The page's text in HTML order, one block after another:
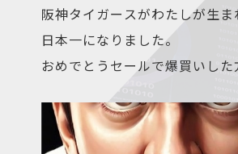
正社員だけではなく、業務委
時募集しております。
お仕事終わりの夕方18時から
もちろん、日によっては坊主
す。
阪神タイガースがわたしが生
日本一になりました。
おめでとうセールで爆買いした
弊社では、随時求人募集をして
もちろん、正社員募集もかけて